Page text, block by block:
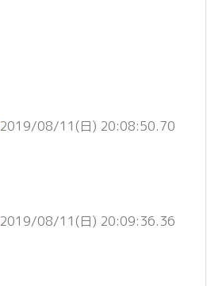
2019/08/11(日) 20:08:50.70
2019/08/11(日) 20:09:36.36